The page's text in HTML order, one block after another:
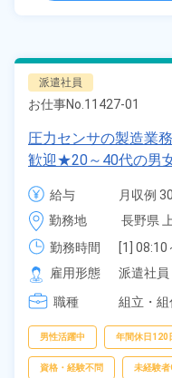
派遣社員
お仕事No. 11427-01
圧力センサの製造業
歓迎★20～40代の男
暇ありで年間休日
完備！《長野県上田
給与
月収例
時給
勤務地
長野県
勤務時間
[1]
[2] 16:10
[3] 23:35
雇用形態
派遣社員
職種
組立・組
男性活躍中 年間休日120
資格・経験不問 未経験者